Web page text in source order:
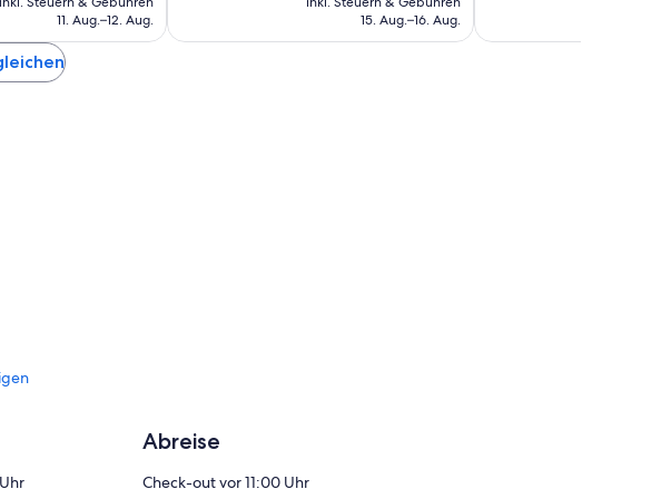
beträgt
11. Aug.–12. Aug.
beträgt
15. Aug.–16. Aug.
Abreise
Check-out vor 11:00 Uhr